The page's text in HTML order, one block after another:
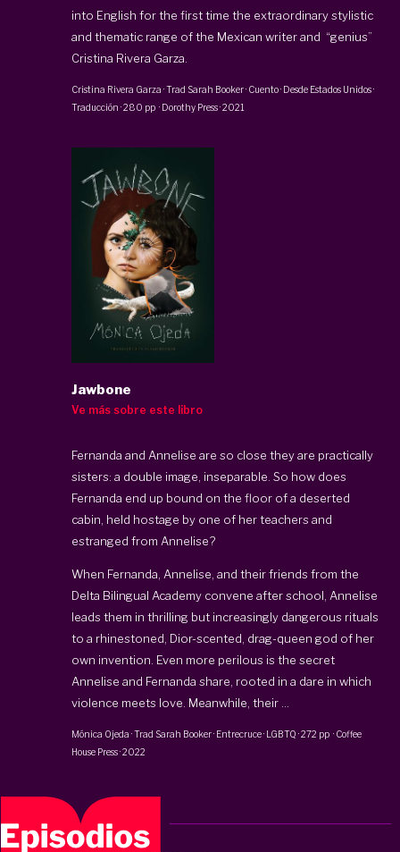
into English for the first time the extraordinary stylistic
and thematic range of the Mexican writer and “genius”
Cristina Rivera Garza.
Cristina Rivera Garza · Trad Sarah Booker· Cuento · Desde Estados Unidos ·
Traducción ·280 pp · Dorothy Press·2021
Jawbone
Ve más sobre este libro
Fernanda and Annelise are so close they are practically
sisters: a double image, inseparable. So how does
Fernanda end up bound on the floor of a deserted
cabin, held hostage by one of her teachers and
estranged from Annelise?
When Fernanda, Annelise, and their friends from the
Delta Bilingual Academy convene after school, Annelise
leads them in thrilling but increasingly dangerous rituals
to a rhinestoned, Dior-scented, drag-queen god of her
own invention. Even more perilous is the secret
Annelise and Fernanda share, rooted in a dare in which
violence meets love. Meanwhile, their ...
Mónica Ojeda · Trad Sarah Booker· Entrecruce · LGBTQ ·272 pp · Coffee
House Press·2022